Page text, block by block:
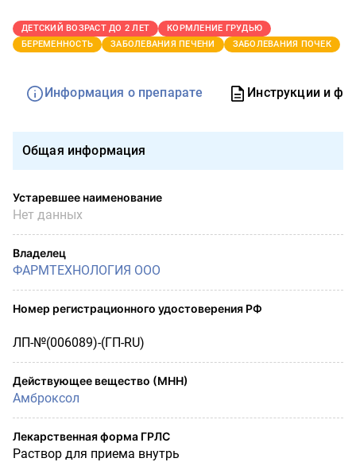
ДЕТСКИЙ ВОЗРАСТ ДО 2 ЛЕТ
КОРМЛЕНИЕ ГРУДЬЮ
БЕРЕМЕННОСТЬ
ЗАБОЛЕВАНИЯ ПЕЧЕНИ ЗАБОЛЕВАНИЯ ПОЧЕК
Информация о препарате Инструкции и
Общая информация
Устаревшее наименование
Нет данных
Владелец
ФАРМТЕХНОЛОГИЯ ООО
Номер регистрационного удостоверения РФ
ЛП-№(006089)-(ГП-RU)
Действующее вещество (МНН)
Амброксол
Лекарственная форма ГРЛС
Раствор для приема внутрь